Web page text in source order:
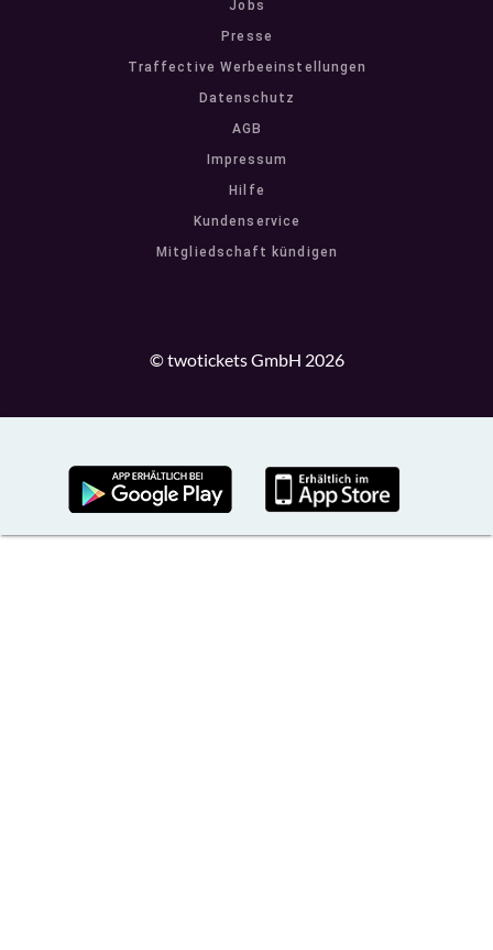
Jobs
Presse
Traffective Werbeeinstellungen
Datenschutz
AGB
Impressum
Hilfe
Kundenservice
Mitgliedschaft kündigen
© twotickets GmbH 2026